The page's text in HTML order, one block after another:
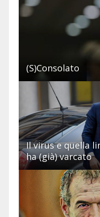
(S)Consolato
Il virus e quella
ha (già) varcato